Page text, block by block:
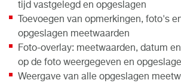
tijd vastgelegd en opgeslagen
Toevoegen van opmerkingen, foto's
opgeslagen meetwaarden
Foto-overlay: meetwaarden, datum
op de foto weergegeven en
Weergave van alle opgeslagen